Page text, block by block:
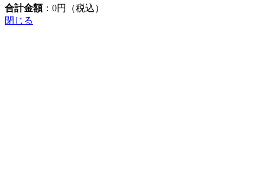
合計金額： 0円（税込）
閉じる